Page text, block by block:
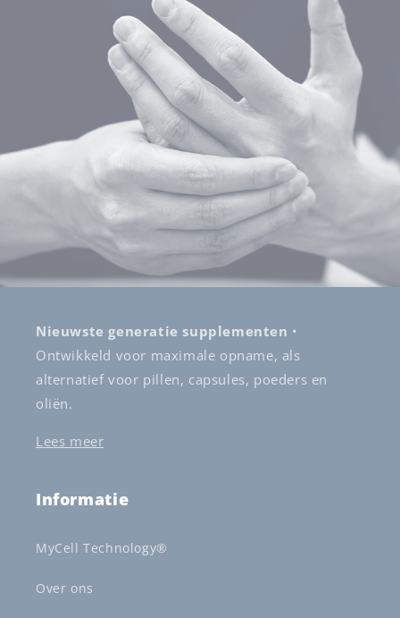
Nieuwste generatie supplementen •
Ontwikkeld voor maximale opname, als
alternatief voor pillen, capsules, poeders en
oliën.
Lees meer
Informatie
MyCell Technology®
Over ons